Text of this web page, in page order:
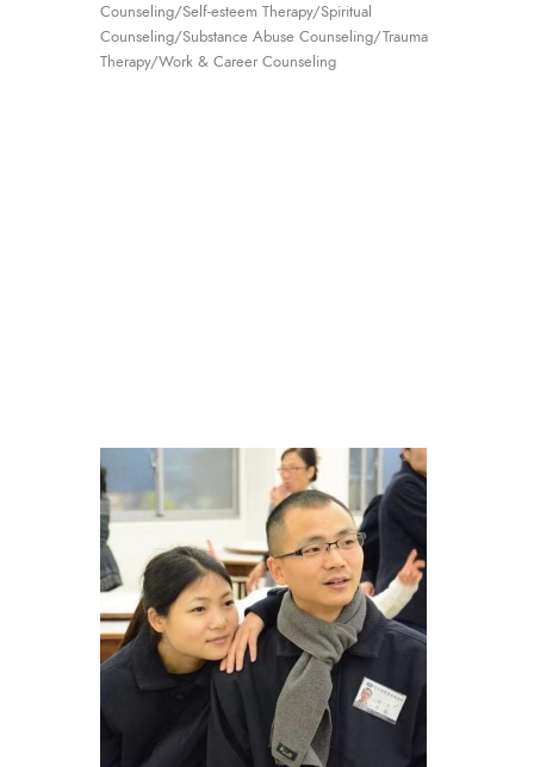
Counseling/Self-esteem Therapy/Spiritual
Counseling/Substance Abuse Counseling/Trauma
Therapy/Work & Career Counseling